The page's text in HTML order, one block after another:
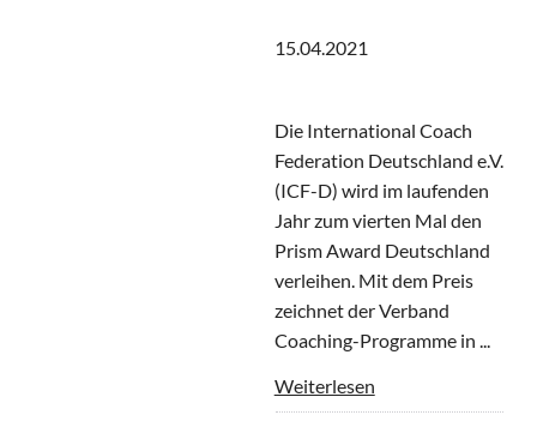
15.04.2021
Die International Coach
Federation Deutschland e.V.
(ICF-D) wird im laufenden
Jahr zum vierten Mal den
Prism Award Deutschland
verleihen. Mit dem Preis
zeichnet der Verband
Coaching-Programme in ...
Weiterlesen